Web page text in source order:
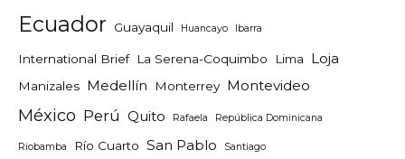
Ecuador Guayaquil Huancayo Ibarra
International Brief La Serena-Coquimbo Lima Loja
Manizales Medellín Monterrey Montevideo
México Perú Quito Rafaela República Dominicana
Riobamba Río Cuarto San Pablo Santiago